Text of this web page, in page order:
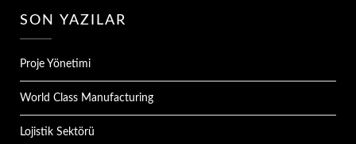
SON YAZILAR
Proje Yönetimi
World Class Manufacturing
Lojistik Sektörü